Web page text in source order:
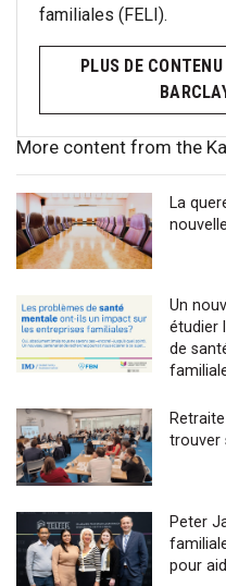
familiales (FELI).
PLUS DE
More content from the
La
Un
étudier
de
trouver
Peter
pour